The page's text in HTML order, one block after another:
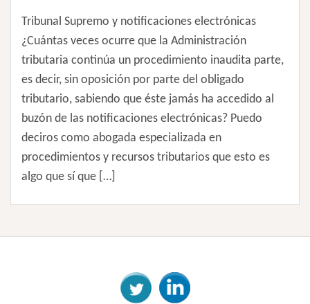
Tribunal Supremo y notificaciones electrónicas
¿Cuántas veces ocurre que la Administración
tributaria continúa un procedimiento inaudita parte,
es decir, sin oposición por parte del obligado
tributario, sabiendo que éste jamás ha accedido al
buzón de las notificaciones electrónicas? Puedo
deciros como abogada especializada en
procedimientos y recursos tributarios que esto es
algo que sí que […]